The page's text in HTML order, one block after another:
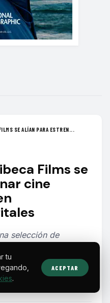
SE ALÍAN PARA ESTREN...
Films se
cine
selección de
la oferta de cine
latinas y
tu
.
ACEPTAR